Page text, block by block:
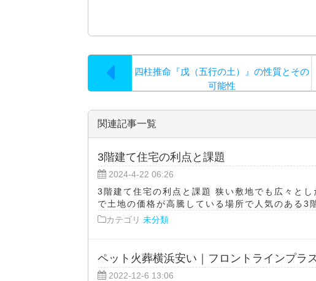
四柱推命『戊（五行の土）』の性質とその
可能性
関連記事一覧
3階建て住宅の利点と課題
2024-4-22 06:26
3階建て住宅の利点と課題 狭い敷地でも広々と
で土地の価格が高騰している場所で人気のある3
カテゴリ 未分類
ペット火葬横浜安い｜フロントラインプラ
2022-12-6 13:06